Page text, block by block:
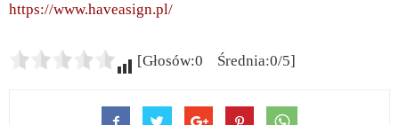
https://www.haveasign.pl/
[Głosów:0 Średnia:0/5]